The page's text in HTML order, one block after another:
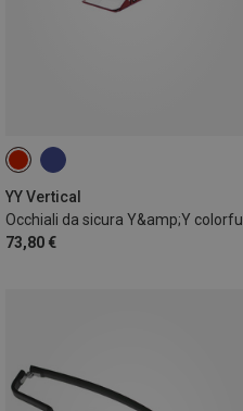
YY Vertical
Occhiali da sicura Y&amp;Y colorful
73,80 €